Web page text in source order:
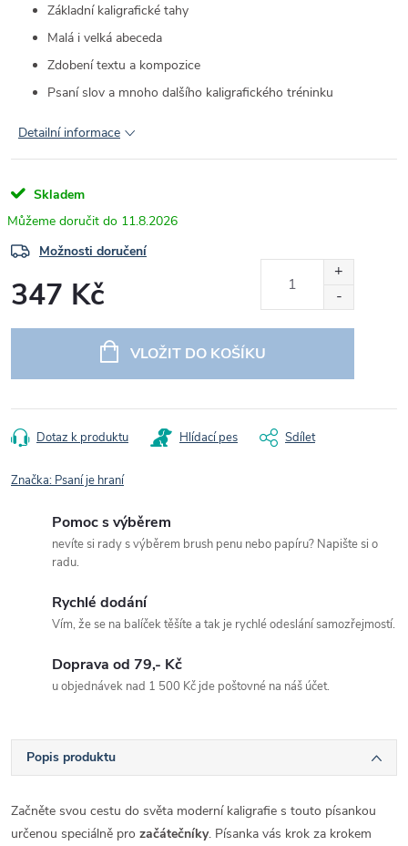
Základní kaligrafické tahy
Malá i velká abeceda
Zdobení textu a kompozice
Psaní slov a mnoho dalšího kaligrafického tréninku
Detailní informace
Skladem
11.8.2026
Možnosti doručení
347 Kč
VLOŽIT DO KOŠÍKU
Dotaz k produktu Hlídací pes Sdílet
Značka: Psaní je hraní
Pomoc s výběrem
nevíte si rady s výběrem brush penu nebo papíru? Napište si o
radu.
Rychlé dodání
Vím, že se na balíček těšíte a tak je rychlé odeslání samozřejmostí.
Doprava od 79,- Kč
u objednávek nad 1 500 Kč jde poštovné na náš účet.
Popis produktu
Začněte svou cestu do světa moderní kaligrafie s touto písankou
určenou speciálně pro začátečníky. Písanka vás krok za krokem